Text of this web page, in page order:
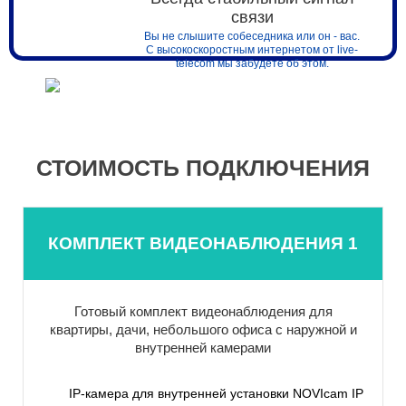
связи
Вы не слышите собеседника или он - вас.
С высокоскоростным интернетом от live-
telecom мы забудете об этом.
СТОИМОСТЬ ПОДКЛЮЧЕНИЯ
КОМПЛЕКТ ВИДЕОНАБЛЮДЕНИЯ 1
Готовый комплект видеонаблюдения для
квартиры, дачи, небольшого офиса с наружной и
внутренней камерами
IP-камера для внутренней установки NOVIcam IP